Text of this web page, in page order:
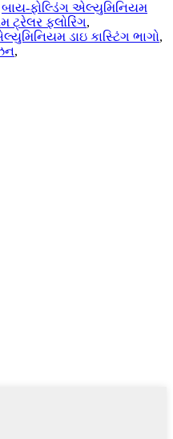
બાય-ફોલ્ડિંગ એલ્યુમિનિયમ
ફ્લોરિંગ,
ડાઇ કાસ્ટિંગ ભાગો,
,